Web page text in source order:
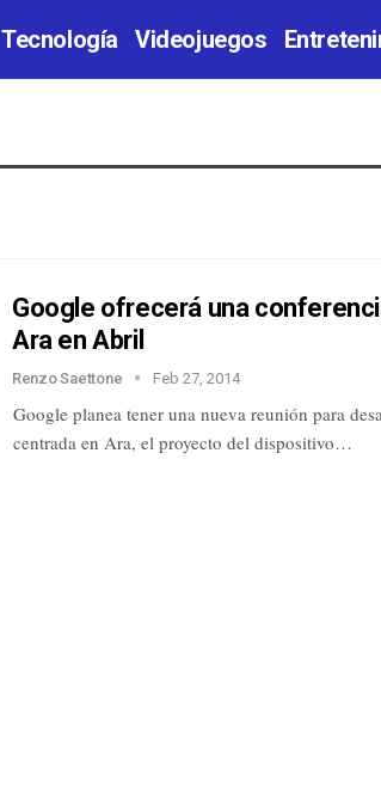
Tecnología Videojuegos
Google ofrecerá una
Ara en Abril
Renzo Saettone Feb 27, 2014
Google planea tener una nueva reunión para
centrada en Ara, el proyecto del dispositivo…